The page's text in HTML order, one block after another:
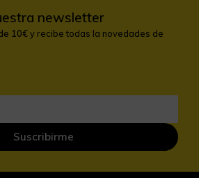
newsletter
10€y recibe todas la novedades de
Suscribirme